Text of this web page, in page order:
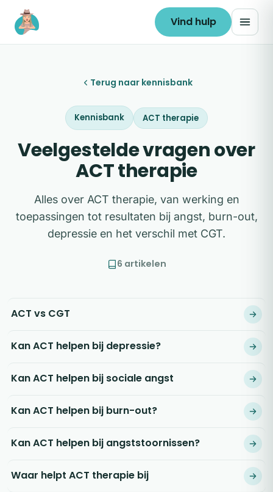
Ga naar de inhoud
Vind hulp
Terug naar kennisbank
Kennisbank ACT therapie
Veelgestelde vragen over
ACT therapie
Alles over ACT therapie, van werking en
toepassingen tot resultaten bij angst, burn-out,
depressie en het verschil met CGT.
6 artikelen
ACT vs CGT
Kan ACT helpen bij depressie?
Kan ACT helpen bij sociale angst
Kan ACT helpen bij burn-out?
Kan ACT helpen bij angststoornissen?
Waar helpt ACT therapie bij